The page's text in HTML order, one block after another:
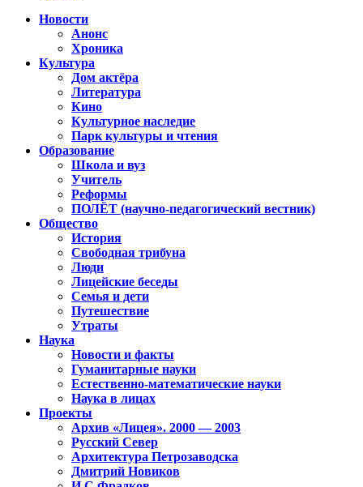
Новости
Анонс
Хроника
Культура
Дом актёра
Литература
Кино
Культурное наследие
Парк культуры и чтения
Образование
Школа и вуз
Учитель
Реформы
ПОЛЁТ (научно-педагогический вестник)
Общество
История
Свободная трибуна
Люди
Лицейские беседы
Семья и дети
Путешествие
Утраты
Наука
Новости и факты
Гуманитарные науки
Естественно-математические науки
Наука в лицах
Проекты
Архив «Лицея». 2000 — 2003
Русский Север
Архитектура Петрозаводска
Дмитрий Новиков